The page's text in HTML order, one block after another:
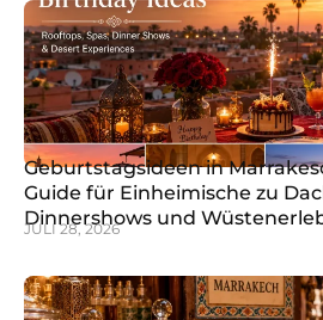
Geburtstagsideen in
Guide für Einheimische zu
Dinnershows und
JULI 28, 2026